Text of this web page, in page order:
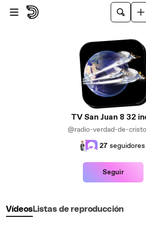
Saltar al contenido principal
TV San Juan 8 32
@radio-verdad-de-
27 seguidores
Seguir
VídeosListas de reproducción